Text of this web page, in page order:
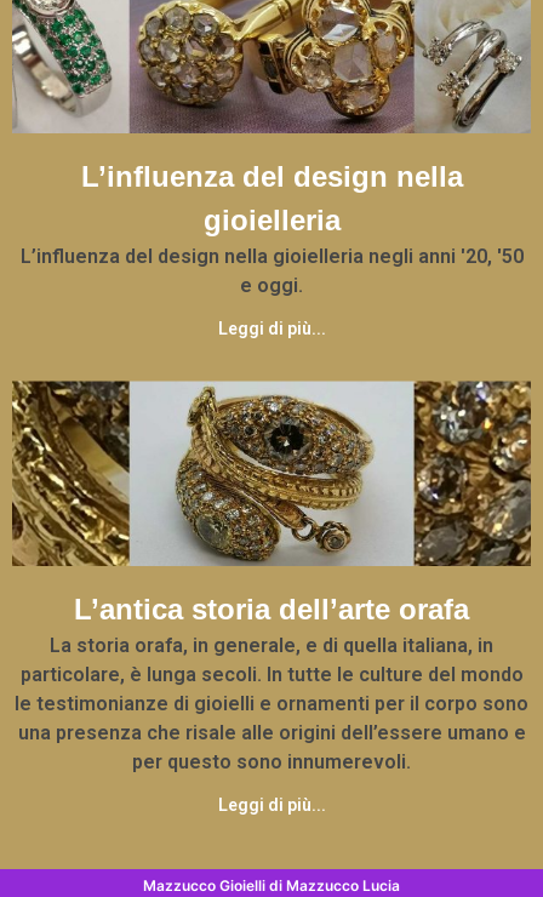
L’influenza del design nella
gioielleria
L’influenza del design nella gioielleria negli anni '20, '50
e oggi.
Leggi di più...
L’antica storia dell’arte orafa
La storia orafa, in generale, e di quella italiana, in
particolare, è lunga secoli. In tutte le culture del mondo
le testimonianze di gioielli e ornamenti per il corpo sono
una presenza che risale alle origini dell’essere umano e
per questo sono innumerevoli.
Leggi di più...
Mazzucco Gioielli di Mazzucco Lucia